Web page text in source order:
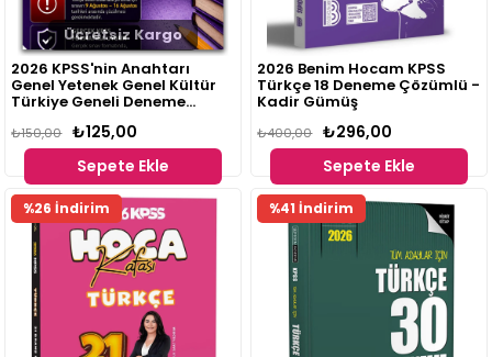
Ücretsiz Kargo
2026 KPSS'nin Anahtarı
Genel Yetenek Genel Kültür
Türkiye Geneli Deneme
₺125,00
₺150,00
Sepete Ekle
2026 Benim Hocam KPSS
Türkçe 18 Deneme Çözümlü -
Kadir Gümüş
₺296,00
₺400,00
Sepete Ekle
%26 İndirim
Fırsat
Ürünü
%41 İndirim
Fırsat
Ürünü